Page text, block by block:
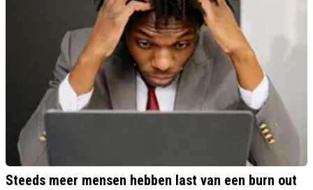
Steeds meer mensen hebben last van een burn out